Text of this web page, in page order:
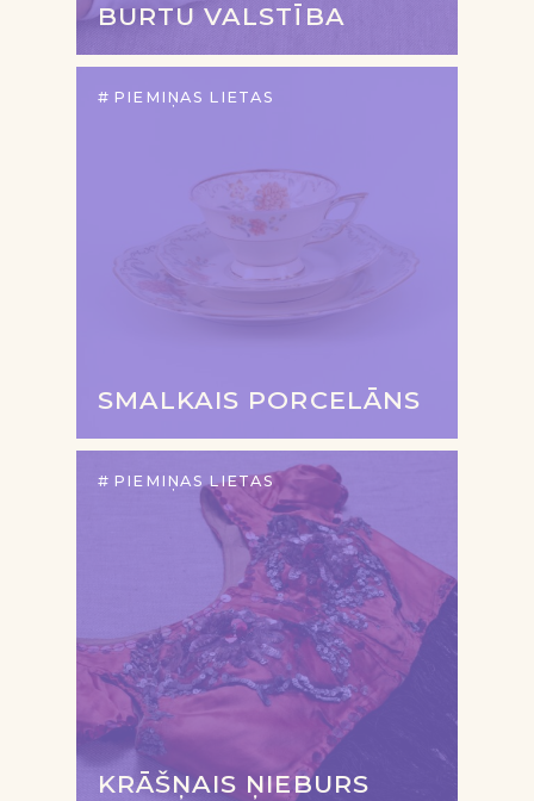
BURTU VALSTĪBA
PIEMIŅAS LIETAS
SMALKAIS PORCELĀNS
PIEMIŅAS LIETAS
KRĀŠŅAIS ŅIEBURS